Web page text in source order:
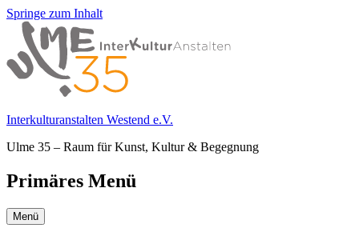
Springe zum Inhalt
Interkulturanstalten Westend e.V.
Ulme 35 – Raum für Kunst, Kultur & Begegnung
Primäres Menü
Menü